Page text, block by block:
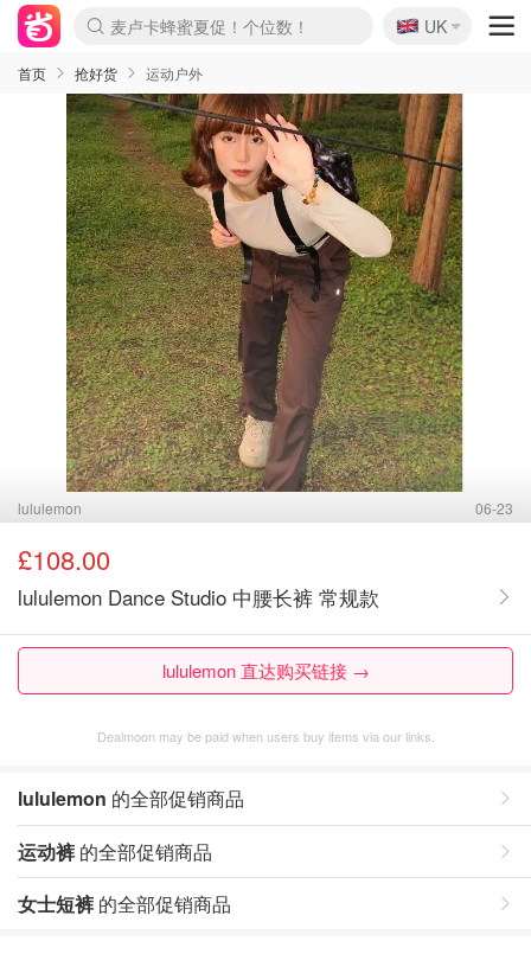
麦卢卡蜂蜜夏促！个位数！
Prada/Miu 4.8折！
啥？必胜客披萨5折！
🇬🇧
UK
首页 抢好货 运动户外
lululemon 06-23
£108.00
lululemon Dance Studio 中腰长裤 常规款
lululemon 直达购买链接 →
Dealmoon may be paid when users buy items via our links.
lululemon 的全部促销商品
运动裤 的全部促销商品
女士短裤 的全部促销商品